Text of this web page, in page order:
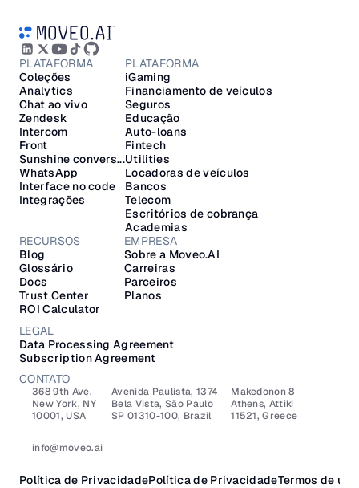
PLATAFORMA
Interface no code
Coleções
Analytics
Chat ao vivo
Zendesk
Intercom
Front
WhatsApp
Sunshine convers...
Integrações
LEGAL
Data Processing Agreement
Subscription Agreement
RECURSOS
Blog
Glossário
Docs
Trust Center
ROI Calculator
EMPRESA
Sobre a Moveo.AI
Carreiras
Parceiros
Planos
PLATAFORMA
Financiamento de veículos
Seguros
iGaming
Educação
Auto-loans
Fintech
Utilities
Locadoras de veículos
Bancos
Telecom
Escritórios de cobrança
Academias
CONTATO
Makedonon 8
Athens, Attiki
11521, Greece
368 9th Ave.
New York, NY
10001, USA
info@moveo.ai
Avenida Paulista, 1374
Bela Vista, São Paulo
SP 01310-100, Brazil
Política de Privacidade Termos de uso
Política de Privacidade